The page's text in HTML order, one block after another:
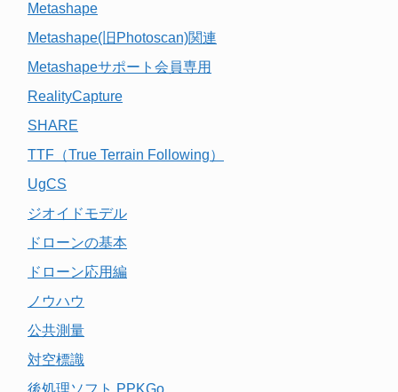
Metashape
Metashape(旧Photoscan)関連
Metashapeサポート会員専用
RealityCapture
SHARE
TTF（True Terrain Following）
UgCS
ジオイドモデル
ドローンの基本
ドローン応用編
ノウハウ
公共測量
対空標識
後処理ソフト PPKGo